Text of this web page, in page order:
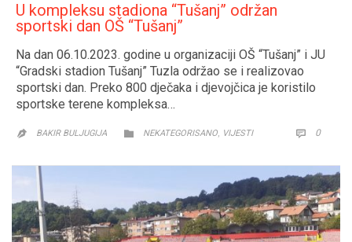
U kompleksu stadiona “Tušanj” održan
sportski dan OŠ “Tušanj”
Na dan 06.10.2023. godine u organizaciji OŠ “Tušanj” i JU
“Gradski stadion Tušanj” Tuzla održao se i realizovao
sportski dan. Preko 800 dječaka i djevojčica je koristilo
sportske terene kompleksa…
 BAKIR BULJUGIJA  CATEGORY
NEKATEGORISANO, VIJESTI  0